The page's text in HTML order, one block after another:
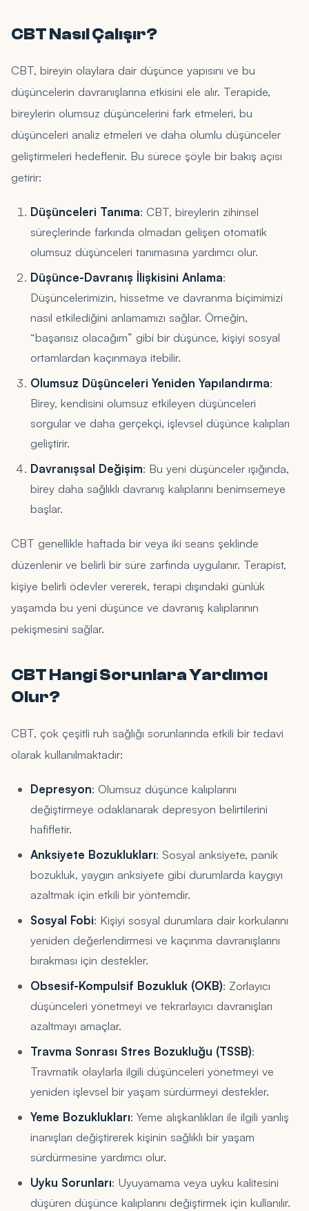
CBT Nasıl Çalışır?
CBT, bireyin olaylara dair düşünce yapısını ve bu
düşüncelerin davranışlarına etkisini ele alır. Terapide,
bireylerin olumsuz düşüncelerini fark etmeleri, bu
düşünceleri analiz etmeleri ve daha olumlu düşünceler
geliştirmeleri hedeflenir. Bu sürece şöyle bir bakış açısı
getirir:
Düşünceleri Tanıma: CBT, bireylerin zihinsel
süreçlerinde farkında olmadan gelişen otomatik
olumsuz düşünceleri tanımasına yardımcı olur.
Düşünce-Davranış İlişkisini Anlama:
Düşüncelerimizin, hissetme ve davranma biçimimizi
nasıl etkilediğini anlamamızı sağlar. Örneğin,
“başarısız olacağım” gibi bir düşünce, kişiyi sosyal
ortamlardan kaçınmaya itebilir.
Olumsuz Düşünceleri Yeniden Yapılandırma:
Birey, kendisini olumsuz etkileyen düşünceleri
sorgular ve daha gerçekçi, işlevsel düşünce kalıpları
geliştirir.
Davranışsal Değişim: Bu yeni düşünceler ışığında,
birey daha sağlıklı davranış kalıplarını benimsemeye
başlar.
CBT genellikle haftada bir veya iki seans şeklinde
düzenlenir ve belirli bir süre zarfında uygulanır. Terapist,
kişiye belirli ödevler vererek, terapi dışındaki günlük
yaşamda bu yeni düşünce ve davranış kalıplarının
pekişmesini sağlar.
CBT Hangi Sorunlara Yardımcı
Olur?
CBT, çok çeşitli ruh sağlığı sorunlarında etkili bir tedavi
olarak kullanılmaktadır:
Depresyon: Olumsuz düşünce kalıplarını
değiştirmeye odaklanarak depresyon belirtilerini
hafifletir.
Anksiyete Bozuklukları: Sosyal anksiyete, panik
bozukluk, yaygın anksiyete gibi durumlarda kaygıyı
azaltmak için etkili bir yöntemdir.
Sosyal Fobi: Kişiyi sosyal durumlara dair korkularını
yeniden değerlendirmesi ve kaçınma davranışlarını
bırakması için destekler.
Obsesif-Kompulsif Bozukluk (OKB): Zorlayıcı
düşünceleri yönetmeyi ve tekrarlayıcı davranışları
azaltmayı amaçlar.
Travma Sonrası Stres Bozukluğu (TSSB):
Travmatik olaylarla ilgili düşünceleri yönetmeyi ve
yeniden işlevsel bir yaşam sürdürmeyi destekler.
Yeme Bozuklukları: Yeme alışkanlıkları ile ilgili yanlış
inanışları değiştirerek kişinin sağlıklı bir yaşam
sürdürmesine yardımcı olur.
Uyku Sorunları: Uyuyamama veya uyku kalitesini
düşüren düşünce kalıplarını değiştirmek için kullanılır.